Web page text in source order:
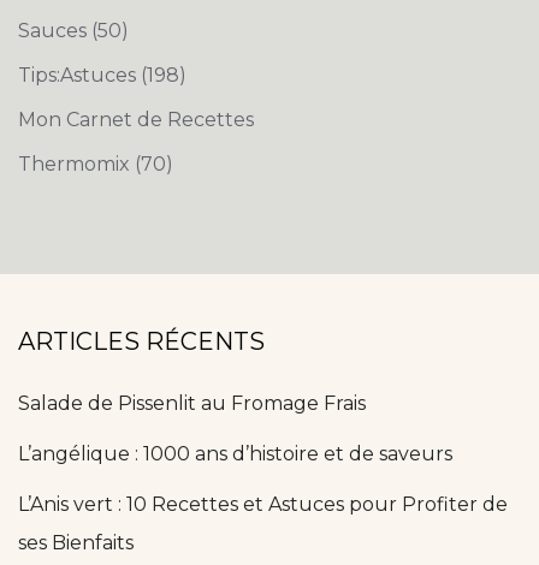
Sauces (50)
Tips:Astuces (198)
Mon Carnet de Recettes
Thermomix (70)
ARTICLES RÉCENTS
Salade de Pissenlit au Fromage Frais
L’angélique : 1000 ans d’histoire et de saveurs
L’Anis vert : 10 Recettes et Astuces pour Profiter de
ses Bienfaits